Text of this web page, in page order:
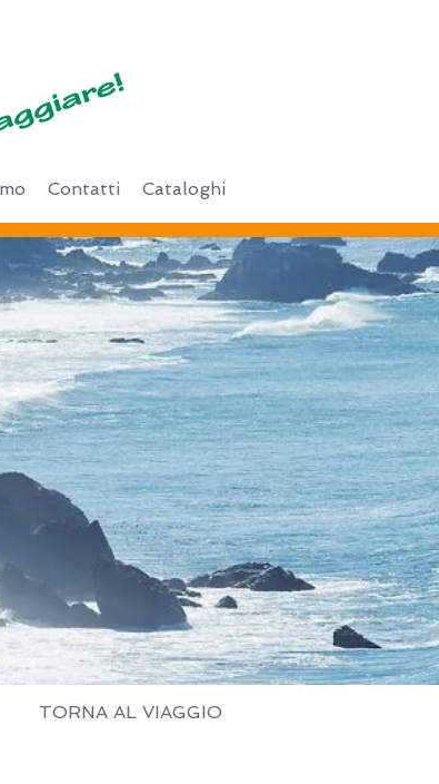
Contatti Cataloghi
TORNA AL VIAGGIO